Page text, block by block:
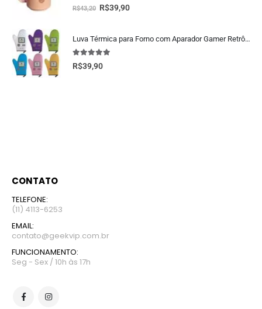
5.00 fora de 5
R$43,20 R$39,90
Luva Térmica para Forno com Aparador Gamer Retrô – Cozinha Geek
5.00 fora de 5
R$39,90
CONTATO
TELEFONE:
(11) 4113-6253
EMAIL:
contato@geekvip.com.br
FUNCIONAMENTO:
Seg - Sex / 10h às 17h